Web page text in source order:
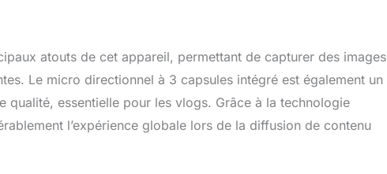
atouts de cet appareil, permettant de capturer des images
Le micro directionnel à 3 capsules intégré est également un
qualité, essentielle pour les vlogs. Grâce à la technologie
l’expérience globale lors de la diffusion de contenu